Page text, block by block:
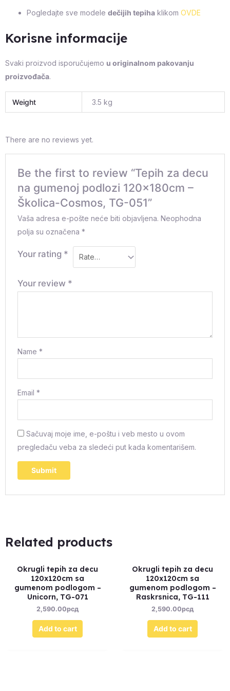
Pogledajte sve modele dečijih tepiha klikom OVDE
Korisne informacije
Svaki proizvod isporučujemo u originalnom pakovanju
proizvođača.
Weight 3.5 kg
There are no reviews yet.
Be the first to review “Tepih za decu
na gumenoj podlozi 120x180cm –
Školica-Cosmos, TG-051”
Vaša adresa e-pošte neće biti objavljena. Neophodna
polja su označena*
Your rating *
Your review *
Name*
Email*
Sačuvaj moje ime, e-poštu i veb mesto u ovom
pregledaču veba za sledeći put kada komentarišem.
Related products
Okrugli tepih za decu
120x120cm sa
gumenom podlogom –
Unicorn, TG-071
2,590.00рсд
Add to cart
Okrugli tepih za decu
120x120cm sa
gumenom podlogom –
Raskrsnica, TG-111
2,590.00рсд
Add to cart